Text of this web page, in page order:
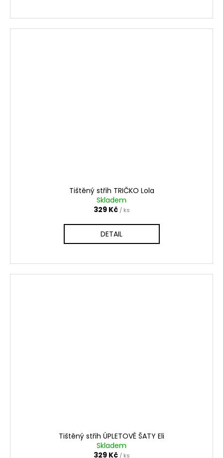
Tištěný střih TRIČKO Lola
Skladem
329 Kč / ks
DETAIL
Tištěný střih ÚPLETOVÉ ŠATY Eli
Skladem
329 Kč / ks